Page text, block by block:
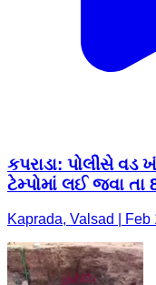
કપરાડા: પોલીસે વડ
ટેમ્પોમાં લઈ જવા તા
Kaprada, Valsad | Feb